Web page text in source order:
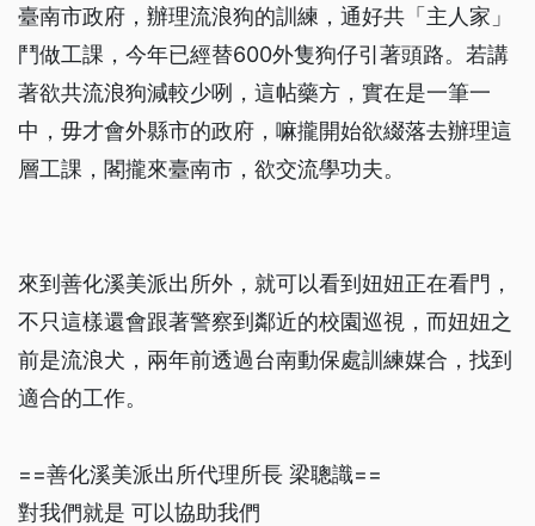
臺南市政府，辦理流浪狗的訓練，通好共「主人家」
鬥做工課，今年已經替600外隻狗仔引著頭路。若講
著欲共流浪狗減較少咧，這帖藥方，實在是一筆一
中，毋才會外縣市的政府，嘛攏開始欲綴落去辦理這
層工課，閣攏來臺南市，欲交流學功夫。
來到善化溪美派出所外，就可以看到妞妞正在看門，
不只這樣還會跟著警察到鄰近的校園巡視，而妞妞之
前是流浪犬，兩年前透過台南動保處訓練媒合，找到
適合的工作。
==善化溪美派出所代理所長 梁聰識==
對我們就是 可以協助我們